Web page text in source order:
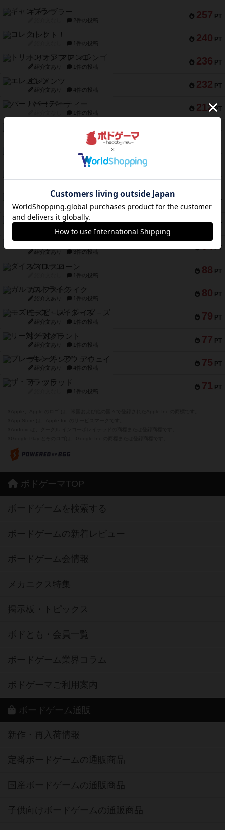
257 PT
ギャンブラー
2件の投稿
240 PT
コレクト！
1件の投稿
236 PT
トリオンフ ア マレンゴ
紹介文あり 1件の投稿
232 PT
エレメンツ
紹介文あり 4件の投稿
212 PT
バー！パーティー
1件の投稿
PT
1件の投稿
PT
1件の投稿
140 PT
PT
ドブル：ポケットモンスター
紹介文あり 4件の投稿
118 PT
ジャンヌ・ダルク-オルレアン ドロー＆ライト
紹介文なし 5件の投稿
94 PT
ファースト・イン・フライト
紹介文あり 3件の投稿
88 PT
ダイススローン
1件の投稿
80 PT
ガルフストライク
紹介文あり 1件の投稿
79 PT
モズビ－ズ・レイダ－ズ
紹介文あり 1件の投稿
77 PT
リー対グラント
紹介文あり 1件の投稿
75 PT
ブレーキング・アウェイ
紹介文あり 4件の投稿
71 PT
ザ・フラッド
1件の投稿
ボドゲーマTOP
ボードゲームを検索する
ボードゲームの新着レビュー
ボードゲーム会情報
メカニクス特集
掲示板・トピックス
ボドとも・会員一覧
ボードゲーム業界コラム
ボドゲーマご利用案内
ボードゲーム通販
新作・再入荷情報
定番ボードゲームの通販商品
国産ボードゲームの通販商品
子供向けボードゲームの通販商品